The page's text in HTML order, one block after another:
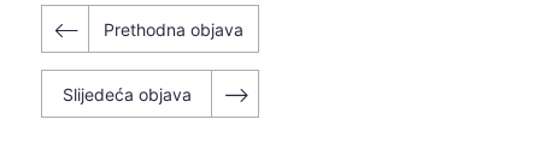
Navigacija
objava
Prethodna objava
Slijedeća objava